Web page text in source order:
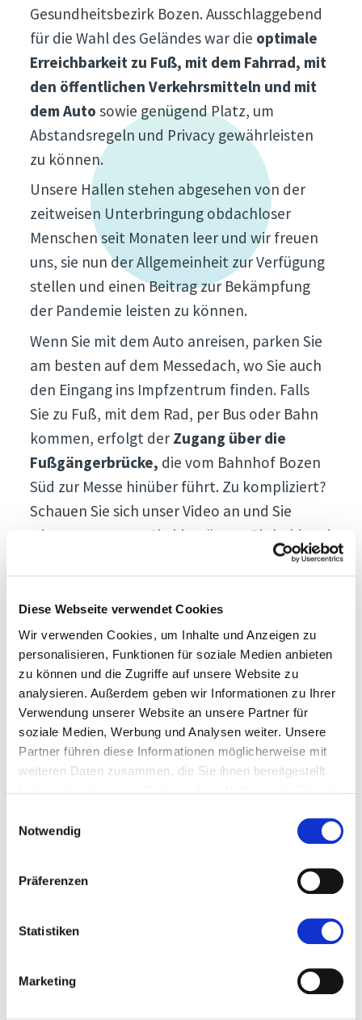
Diese Webseite verwendet Cookies
Wir verwenden Cookies, um Inhalte und Anzeigen zu
personalisieren, Funktionen für soziale Medien anbieten
zu können und die Zugriffe auf unsere Website zu
analysieren. Außerdem geben wir Informationen zu Ihrer
Verwendung unserer Website an unsere Partner für
soziale Medien, Werbung und Analysen weiter. Unsere
Partner führen diese Informationen möglicherweise mit
weiteren Daten zusammen, die Sie ihnen bereitgestellt
Notwendig
Präferenzen
Statistiken
Marketing
Gesundheitsbezirk Bozen. Ausschlaggebend
für die Wahl des Geländes war die optimale
Erreichbarkeit zu Fuß, mit dem Fahrrad, mit
den öffentlichen Verkehrsmitteln und mit
dem Auto sowie genügend Platz, um
Abstandsregeln und Privacy gewährleisten
zu können.
Unsere Hallen stehen abgesehen von der
zeitweisen Unterbringung obdachloser
Menschen seit Monaten leer und wir freuen
uns, sie nun der Allgemeinheit zur Verfügung
stellen und einen Beitrag zur Bekämpfung
der Pandemie leisten zu können.
Wenn Sie mit dem Auto anreisen, parken Sie
am besten auf dem Messedach, wo Sie auch
den Eingang ins Impfzentrum finden. Falls
Sie zu Fuß, mit dem Rad, per Bus oder Bahn
kommen, erfolgt der Zugang über die
Fußgängerbrücke, die vom Bahnhof Bozen
Süd zur Messe hinüber führt. Zu kompliziert?
Schauen Sie sich unser Video an und Sie
wissen genau, wo Sie hinmüssen. Bis bald und